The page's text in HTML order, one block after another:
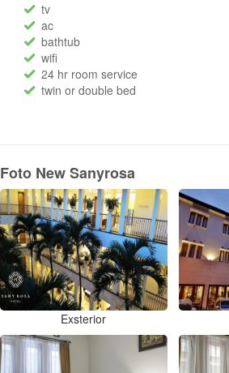
tv
ac
bathtub
wifi
24 hr room service
twin or double bed
Foto New Sanyrosa
Exsterior